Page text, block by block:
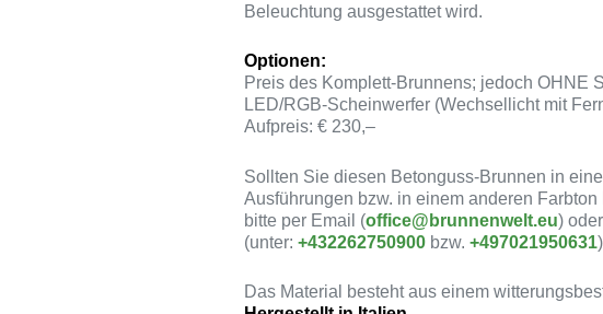
Beleuchtung ausgestattet wird.
Optionen:
Preis des Komplett-Brunnens; jedoch OHNE
LED/RGB-Scheinwerfer (Wechsellicht mit
Aufpreis: € 230,–
Sollten Sie diesen Betonguss-Brunnen in
Ausführungen bzw. in einem anderen
bitte per Email (office@brunnenwelt.eu)
(unter:+432262750900 bzw.+497021950631
Das Material besteht aus einem